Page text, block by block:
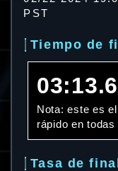
PST
Tiempo de
Nota: este es
rápido en
Tasa de